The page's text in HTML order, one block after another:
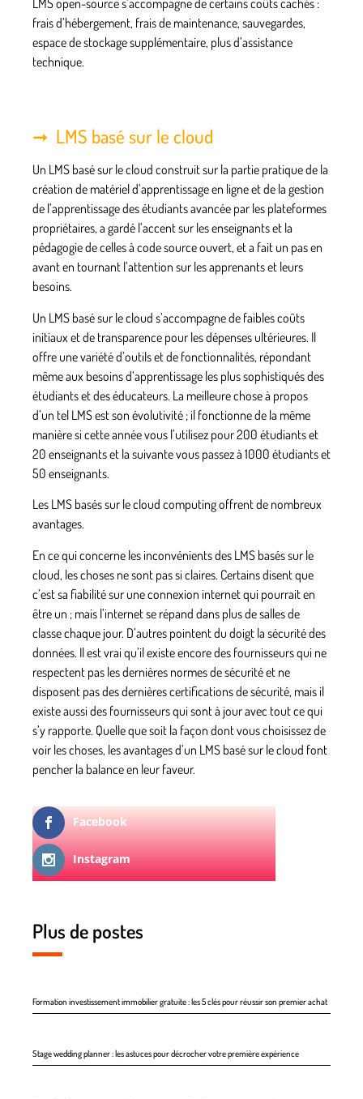
LMS open-source s’accompagne de certains coûts cachés :
frais d’hébergement, frais de maintenance, sauvegardes,
espace de stockage supplémentaire, plus d’assistance
technique.
LMS basé sur le cloud
Un LMS basé sur le cloud construit sur la partie pratique de la
création de matériel d’apprentissage en ligne et de la gestion
de l’apprentissage des étudiants avancée par les plateformes
propriétaires, a gardé l’accent sur les enseignants et la
pédagogie de celles à code source ouvert, et a fait un pas en
avant en tournant l’attention sur les apprenants et leurs
besoins.
Un LMS basé sur le cloud s’accompagne de faibles coûts
initiaux et de transparence pour les dépenses ultérieures. Il
offre une variété d’outils et de fonctionnalités, répondant
même aux besoins d’apprentissage les plus sophistiqués des
étudiants et des éducateurs. La meilleure chose à propos
d’un tel LMS est son évolutivité ; il fonctionne de la même
manière si cette année vous l’utilisez pour 200 étudiants et
20 enseignants et la suivante vous passez à 1000 étudiants et
50 enseignants.
Les LMS basés sur le cloud computing offrent de nombreux
avantages.
En ce qui concerne les inconvénients des LMS basés sur le
cloud, les choses ne sont pas si claires. Certains disent que
c’est sa fiabilité sur une connexion internet qui pourrait en
être un ; mais l’internet se répand dans plus de salles de
classe chaque jour. D’autres pointent du doigt la sécurité des
données. Il est vrai qu’il existe encore des fournisseurs qui ne
respectent pas les dernières normes de sécurité et ne
disposent pas des dernières certifications de sécurité, mais il
existe aussi des fournisseurs qui sont à jour avec tout ce qui
s’y rapporte. Quelle que soit la façon dont vous choisissez de
voir les choses, les avantages d’un LMS basé sur le cloud font
pencher la balance en leur faveur.
Facebook
Instagram
Plus de postes
Formation investissement immobilier gratuite : les 5 clés pour réussir son premier achat
Stage wedding planner : les astuces pour décrocher votre première expérience